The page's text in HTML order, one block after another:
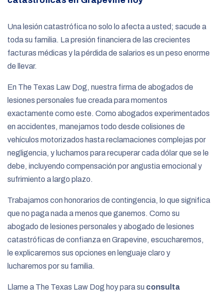
Una lesión catastrófica no solo lo afecta a usted; sacude a
toda su familia. La presión financiera de las crecientes
facturas médicas y la pérdida de salarios es un peso enorme
de llevar.
En The Texas Law Dog, nuestra firma de abogados de
lesiones personales fue creada para momentos
exactamente como este. Como abogados experimentados
en accidentes, manejamos todo desde colisiones de
vehículos motorizados hasta reclamaciones complejas por
negligencia, y luchamos para recuperar cada dólar que se le
debe, incluyendo compensación por angustia emocional y
sufrimiento a largo plazo.
Trabajamos con honorarios de contingencia, lo que significa
que no paga nada a menos que ganemos. Como su
abogado de lesiones personales y abogado de lesiones
catastróficas de confianza en Grapevine, escucharemos,
le explicaremos sus opciones en lenguaje claro y
lucharemos por su familia.
Llame a The Texas Law Dog hoy para su consulta